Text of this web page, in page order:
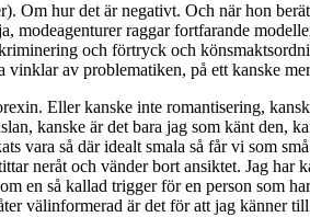
Om hur det är negativt. Och när hon
modeagenturer raggar fortfarande
och förtryck och
av problematiken, på ett kanske
Eller kanske inte romantisering,
kanske är det bara jag som känt den,
vara så där idealt smala så får vi som
neråt och vänder bort ansiktet. Jag
en så kallad trigger för en person som
välinformerad är det för att jag